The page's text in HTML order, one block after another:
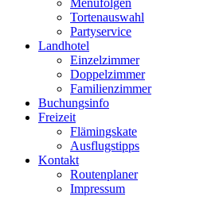
Menüfolgen
Tortenauswahl
Partyservice
Landhotel
Einzelzimmer
Doppelzimmer
Familienzimmer
Buchungsinfo
Freizeit
Flämingskate
Ausflugstipps
Kontakt
Routenplaner
Impressum